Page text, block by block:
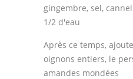
gingembre, sel,
1/2 d'eau
Après ce temps,
oignons entiers, le
amandes mondées